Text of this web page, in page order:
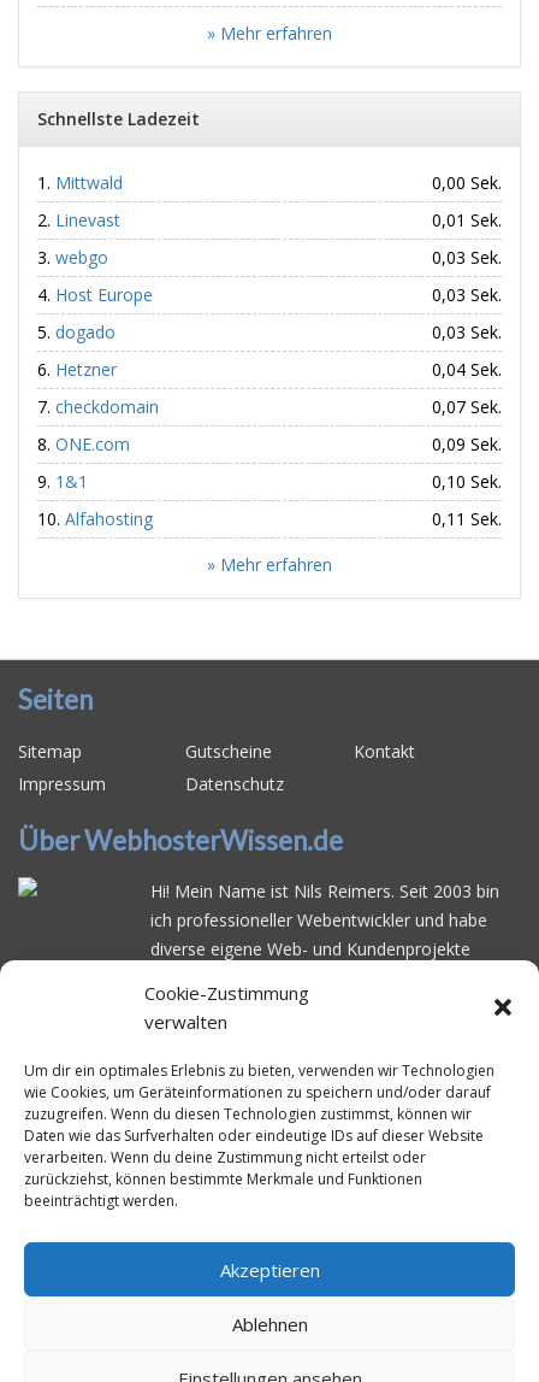
Cookie-Zustimmung
verwalten
Um dir ein optimales Erlebnis zu bieten, verwenden wir Technologien
wie Cookies, um Geräteinformationen zu speichern und/oder darauf
zuzugreifen. Wenn du diesen Technologien zustimmst, können wir
Daten wie das Surfverhalten oder eindeutige IDs auf dieser Website
verarbeiten. Wenn du deine Zustimmung nicht erteilst oder
zurückziehst, können bestimmte Merkmale und Funktionen
beeinträchtigt werden.
Akzeptieren
Ablehnen
» Mehr erfahren
Schnellste Ladezeit
Mittwald
0,00 Sek.
Linevast
0,01 Sek.
webgo
0,03 Sek.
Host Europe
0,03 Sek.
dogado
0,03 Sek.
Hetzner
0,04 Sek.
checkdomain
0,07 Sek.
ONE.com
0,09 Sek.
1&1
0,10 Sek.
Alfahosting
0,11 Sek.
» Mehr erfahren
Seiten
Sitemap Gutscheine
Kontakt
Impressum
Datenschutz
Über WebhosterWissen.de
Hi! Mein Name ist Nils Reimers. Seit 2003 bin
ich professioneller Webentwickler und habe
diverse eigene Web- und Kundenprojekte
schwierig ist gutes Webhosting zu finden: Bei
vielen Anbietern ärgert man sich über
Serverausfälleoder überlangsame
Ladezeiten. Deswegen habe ich im Mai 2016
angefangen, die bekanntesten Webhoster
systematisch zu testen und deren
Erreichbarkeit und Ladezeit für eine typische
Website basierend auf dem beliebten CMS-
System WordPress zu protokollieren. Auf
WebhosterWissen.de werte ich diese
Messungen kontinuierlich aus und gebe euch
unabhängige Empfehlungen für den idealen